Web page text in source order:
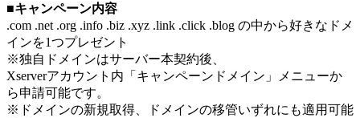
■キャンペーン内容
.com .net .org .info .biz .xyz .link .click .blog の中から好きなドメ
インを1つプレゼント
※独自ドメインはサーバー本契約後、
Xserverアカウント内「キャンペーンドメイン」メニューか
ら申請可能です。
※ドメインの新規取得、ドメインの移管いずれにも適用可能